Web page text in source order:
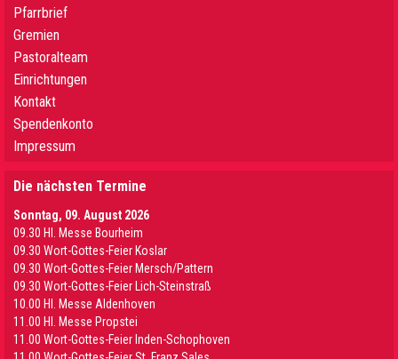
Pfarrbrief
Gremien
Pastoralteam
Einrichtungen
Kontakt
Spendenkonto
Impressum
Die nächsten Termine
Sonntag, 09. August 2026
09.30 HI. Messe Bourheim
09.30 Wort-Gottes-Feier Koslar
09.30 Wort-Gottes-Feier Mersch/Pattern
09.30 Wort-Gottes-Feier Lich-Steinstraß
10.00 Hl. Messe Aldenhoven
11.00 Hl. Messe Propstei
11.00 Wort-Gottes-Feier Inden-Schophoven